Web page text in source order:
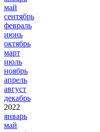
май
сентябрь
февраль
июнь
октябрь
март
июль
ноябрь
апрель
август
декабрь
2022
январь
май